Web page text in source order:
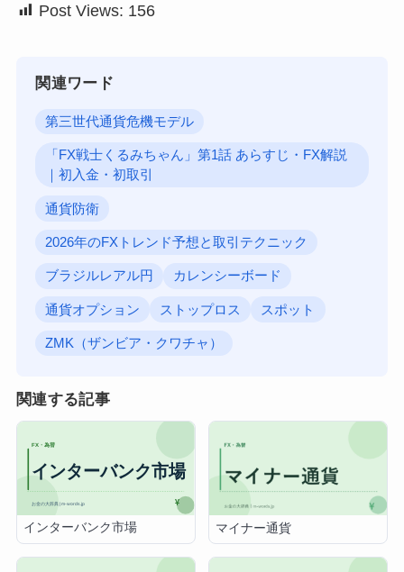
Post Views: 156
関連ワード
第三世代通貨危機モデル
「FX戦士くるみちゃん」第1話 あらすじ・FX解説
｜初入金・初取引
通貨防衛
2026年のFXトレンド予想と取引テクニック
ブラジルレアル円 カレンシーボード
通貨オプション ストップロス スポット
ZMK（ザンビア・クワチャ）
関連する記事
インターバンク市場 マイナー通貨